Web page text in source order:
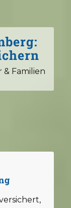
& Familien